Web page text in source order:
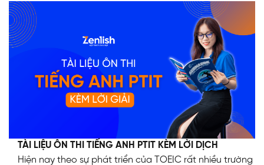
TÀI LIỆU ÔN THI TIẾNG ANH PTIT KÈM LỜI DỊCH
Hiện nay theo sự phát triển của TOEIC rất nhiều trường